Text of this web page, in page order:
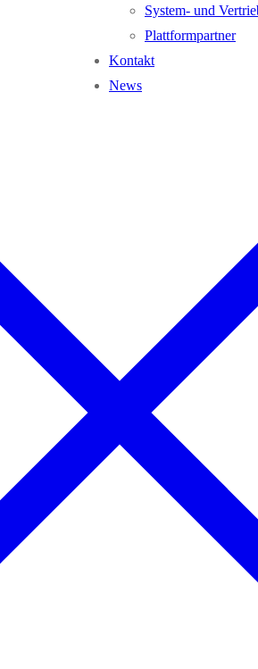
System- und
Plattformpartner
Kontakt
News